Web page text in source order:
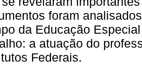
foram
da Educação
a atuação do
Federais.